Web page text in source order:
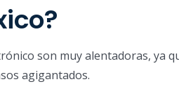
son muy alentadoras, ya
agigantados.